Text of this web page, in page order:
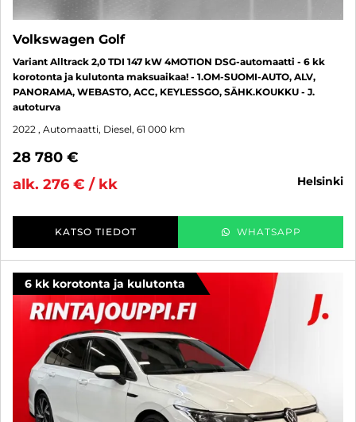
Volkswagen Golf
Variant Alltrack 2,0 TDI 147 kW 4MOTION DSG-automaatti - 6 kk
korotonta ja kulutonta maksuaikaa! - 1.OM-SUOMI-AUTO, ALV,
PANORAMA, WEBASTO, ACC, KEYLESSGO, SÄHK.KOUKKU - J.
autoturva
2022 , Automaatti, Diesel, 61 000 km
28 780 €
alk. 276 € / kk
helsinki
KATSO TIEDOT WHATSAPP
6 kk korotonta ja kulutonta